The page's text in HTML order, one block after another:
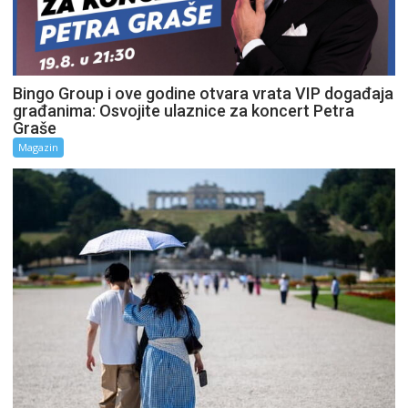
Bingo Group i ove godine otvara vrata VIP događaja
građanima: Osvojite ulaznice za koncert Petra
Graše
Magazin